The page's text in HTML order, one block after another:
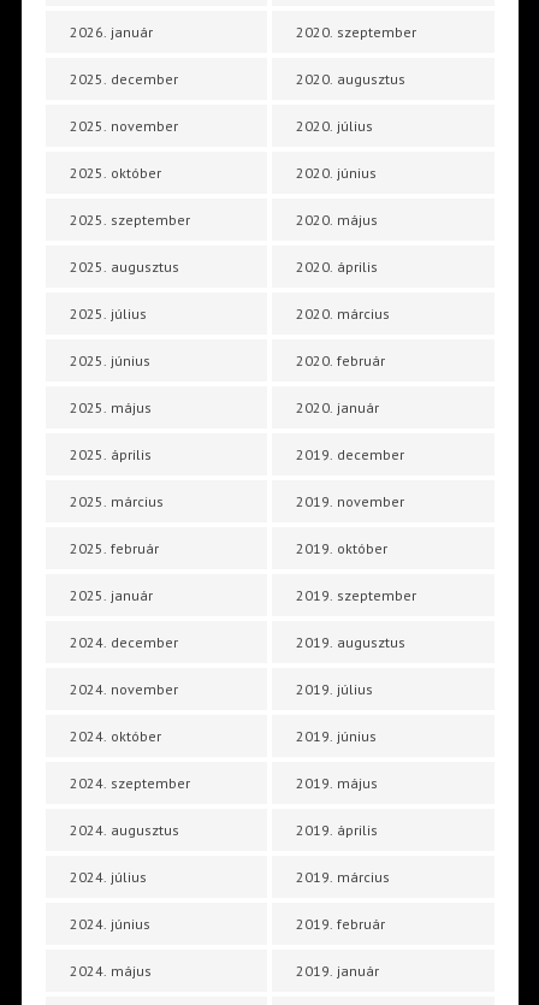
2026. január
2025. december
2025. november
2025. október
2025. szeptember
2025. augusztus
2025. július
2025. június
2025. május
2025. április
2025. március
2025. február
2025. január
2024. december
2024. november
2024. október
2024. szeptember
2024. augusztus
2024. július
2024. június
2024. május
2020. szeptember
2020. augusztus
2020. július
2020. június
2020. május
2020. április
2020. március
2020. február
2020. január
2019. december
2019. november
2019. október
2019. szeptember
2019. augusztus
2019. július
2019. június
2019. május
2019. április
2019. március
2019. február
2019. január